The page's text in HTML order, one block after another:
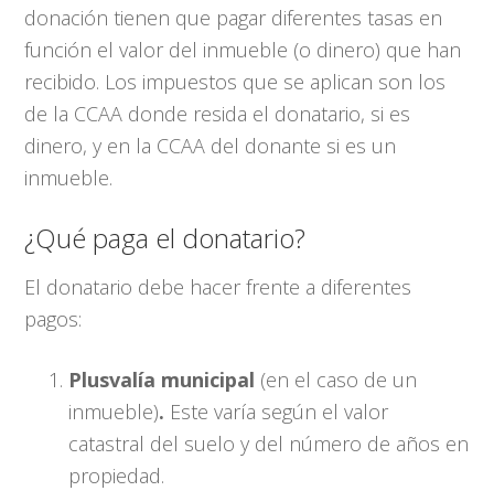
donación tienen que pagar diferentes tasas en
función el valor del inmueble (o dinero) que han
recibido. Los impuestos que se aplican son los
de la CCAA donde resida el donatario, si es
dinero, y en la CCAA del donante si es un
inmueble.
¿Qué paga el donatario?
El donatario debe hacer frente a diferentes
pagos:
Plusvalía municipal (en el caso de un
inmueble). Este varía según el valor
catastral del suelo y del número de años en
propiedad.